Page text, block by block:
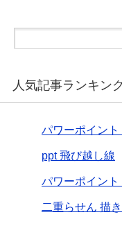
人気記事ランキン
パワーポイン
ppt 飛び越し線
パワーポイント
二重らせん 描